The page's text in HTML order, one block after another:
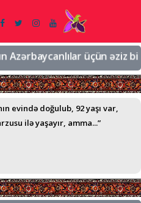
Azərbaycanlılar üçün əziz
evində doğulub, 92 yaşı var,
ilə yaşayır, amma...”